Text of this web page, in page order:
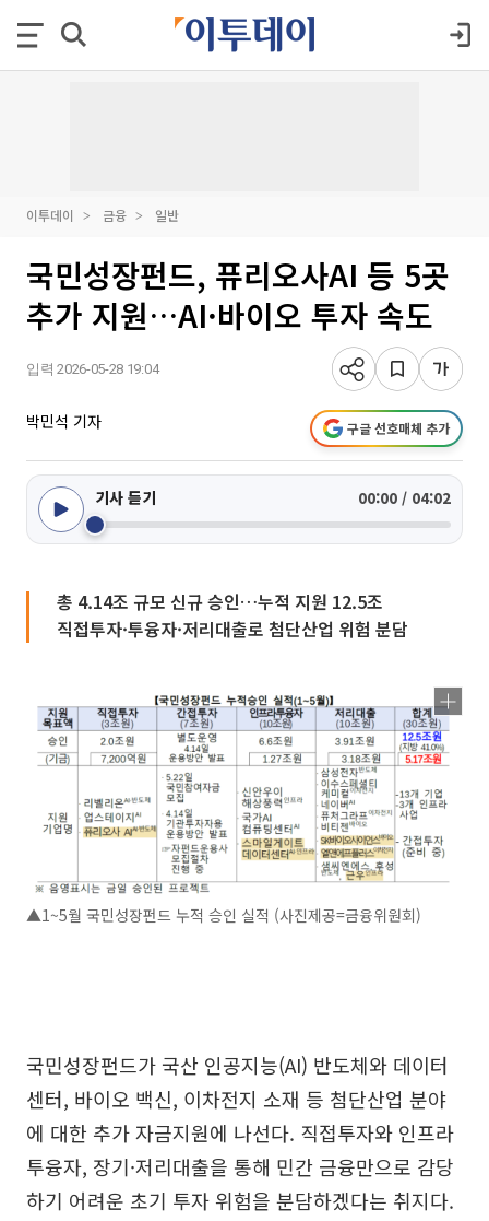
이투데이 금융 일반
국민성장펀드, 퓨리오사AI 등 5곳
추가 지원…AI·바이오 투자 속도
입력 2026-05-28 19:04
박민석 기자 구글 선호매체 추가
기사 듣기 00:00 / 04:02
총 4.14조 규모 신규 승인…누적 지원 12.5조
직접투자·투융자·저리대출로 첨단산업 위험 분담
▲1~5월 국민성장펀드 누적 승인 실적 (사진제공=금융위원회)
국민성장펀드가 국산 인공지능(AI) 반도체와 데이터
센터, 바이오 백신, 이차전지 소재 등 첨단산업 분야
에 대한 추가 자금지원에 나선다. 직접투자와 인프라
투융자, 장기·저리대출을 통해 민간 금융만으로 감당
하기 어려운 초기 투자 위험을 분담하겠다는 취지다.